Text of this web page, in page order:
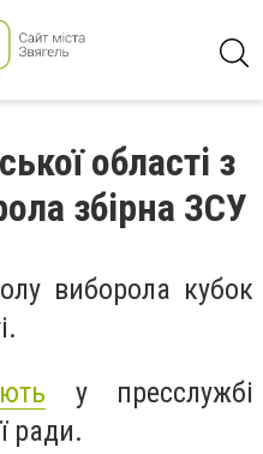
області з
збірна ЗСУ
виборола кубок
у пресслужбі
ради.